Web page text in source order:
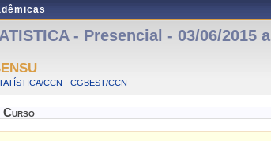
- Presencial - 03/06/2015 a
CCN - CGBEST/CCN
Curso